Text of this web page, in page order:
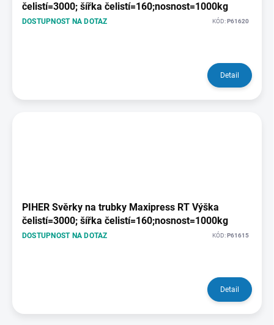
čelistí=3000; šířka čelistí=160;nosnost=1000kg
DOSTUPNOST NA DOTAZ KÓD:P61620
Detail
PIHER Svěrky na trubky Maxipress RT Výška
čelistí=3000; šířka čelistí=160;nosnost=1000kg
DOSTUPNOST NA DOTAZ KÓD:P61615
Detail